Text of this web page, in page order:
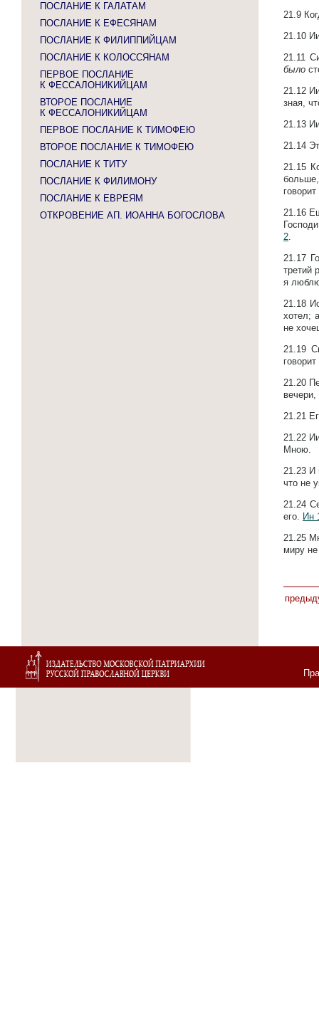
ПОСЛАНИЕ К ГАЛАТАМ
ПОСЛАНИЕ К ЕФЕСЯНАМ
ПОСЛАНИЕ К ФИЛИППИЙЦАМ
ПОСЛАНИЕ К КОЛОССЯНАМ
ПЕРВОЕ ПОСЛАНИЕ
К ФЕССАЛОНИКИЙЦАМ
ВТОРОЕ ПОСЛАНИЕ
К ФЕССАЛОНИКИЙЦАМ
ПЕРВОЕ ПОСЛАНИЕ К ТИМОФЕЮ
ВТОРОЕ ПОСЛАНИЕ К ТИМОФЕЮ
ПОСЛАНИЕ К ТИТУ
ПОСЛАНИЕ К ФИЛИМОНУ
ПОСЛАНИЕ К ЕВРЕЯМ
ОТКРОВЕНИЕ АП. ИОАННА БОГОСЛОВА
21.9
21.10
21.11
было
21.12
зная,
21.13
21.14
21.15
21.16
2.
21.17
третий
я
21.18
хотел;
не
21.19
21.20
21.21
21.22
Мною.
21.23 И
что не
21.24
его. Ин
21.25
миру